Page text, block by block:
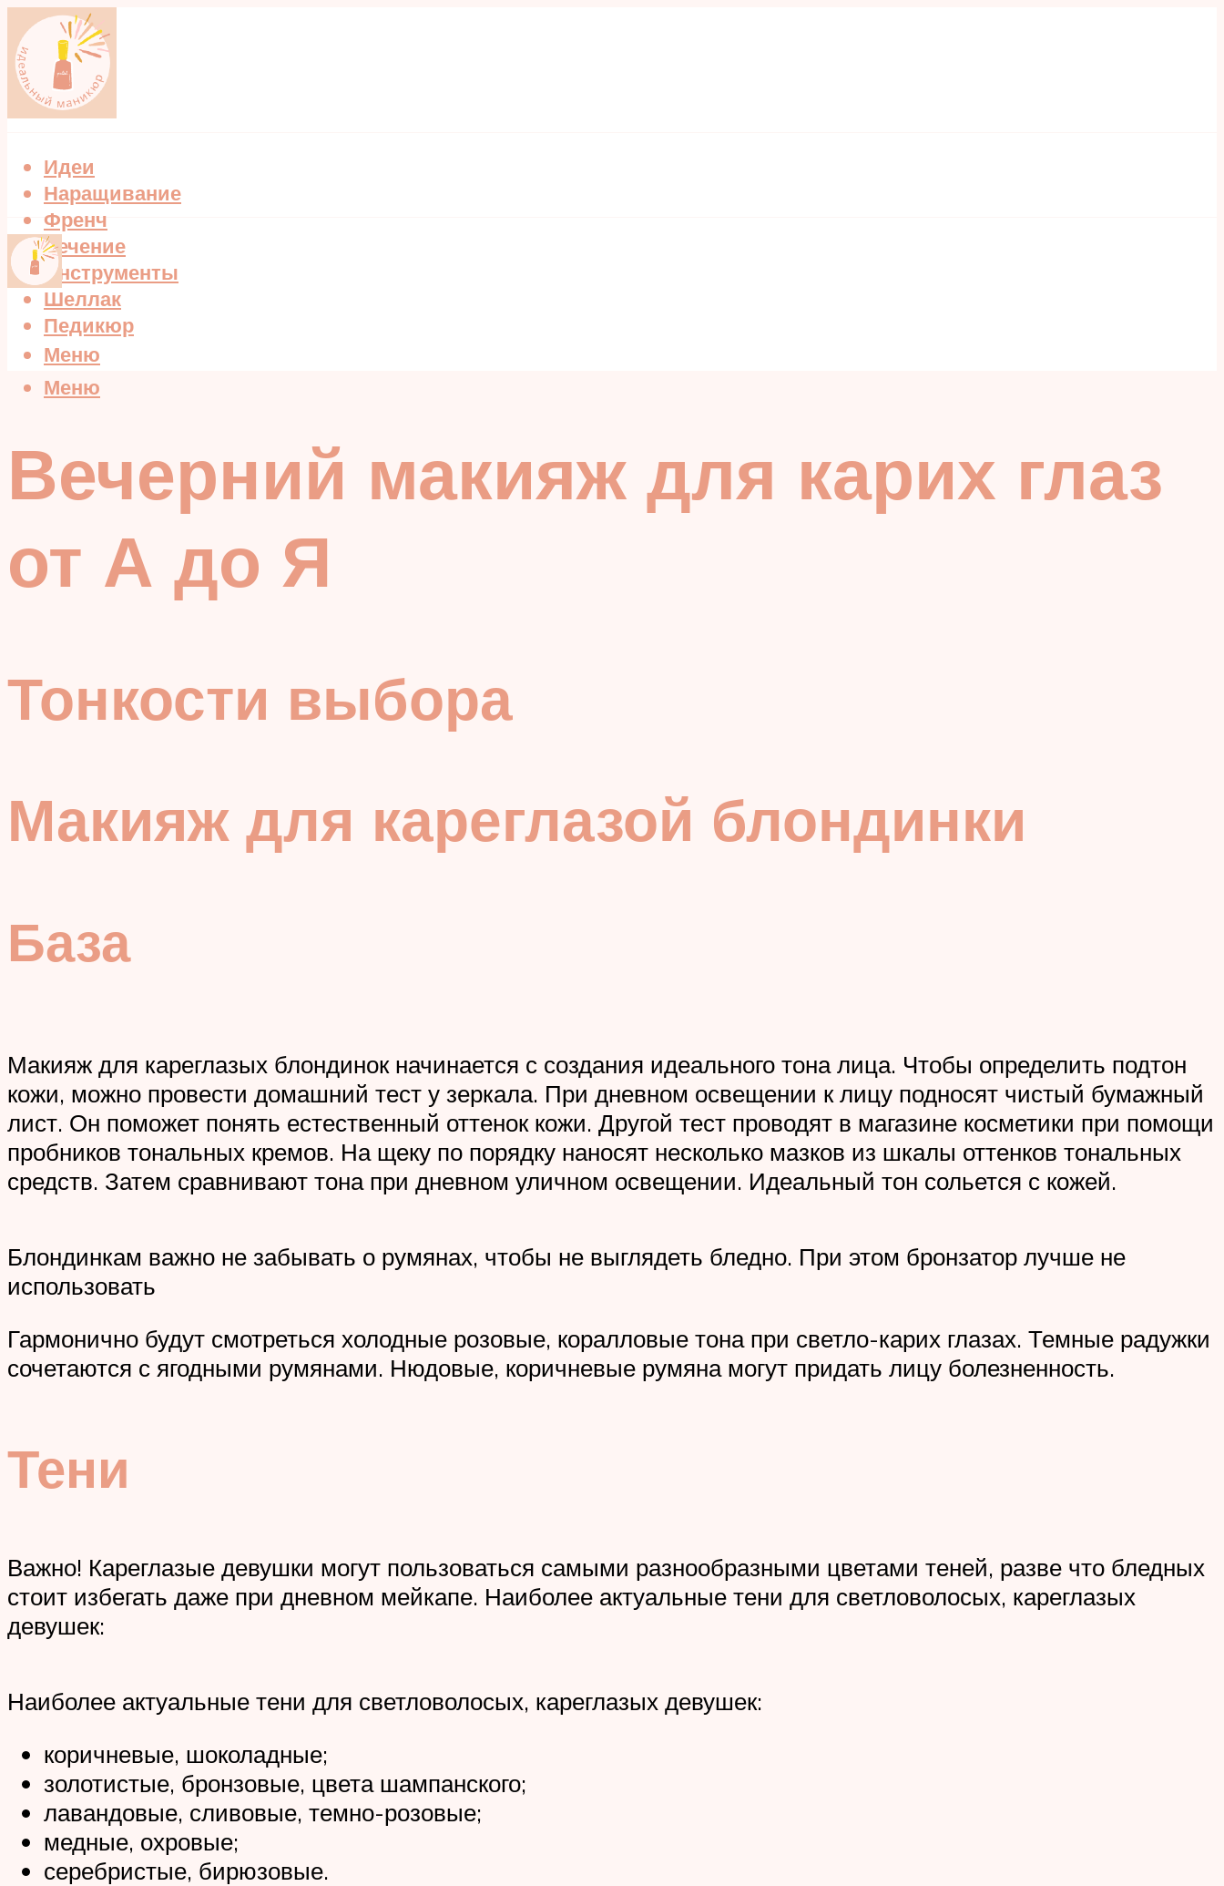
Идеи
Наращивание
Френч
Лечение
Инструменты
Шеллак
Педикюр
Меню
Меню
Вечерний макияж для карих глаз
от А до Я
Тонкости выбора
Макияж для кареглазой блондинки
База
Макияж для кареглазых блондинок начинается с создания идеального тона лица. Чтобы определить подтон
кожи, можно провести домашний тест у зеркала. При дневном освещении к лицу подносят чистый бумажный
лист. Он поможет понять естественный оттенок кожи. Другой тест проводят в магазине косметики при помощи
пробников тональных кремов. На щеку по порядку наносят несколько мазков из шкалы оттенков тональных
средств. Затем сравнивают тона при дневном уличном освещении. Идеальный тон сольется с кожей.
Блондинкам важно не забывать о румянах, чтобы не выглядеть бледно. При этом бронзатор лучше не
использовать
Гармонично будут смотреться холодные розовые, коралловые тона при светло-карих глазах. Темные радужки
сочетаются с ягодными румянами. Нюдовые, коричневые румяна могут придать лицу болезненность.
Тени
Важно! Кареглазые девушки могут пользоваться самыми разнообразными цветами теней, разве что бледных
стоит избегать даже при дневном мейкапе. Наиболее актуальные тени для светловолосых, кареглазых
девушек:
Наиболее актуальные тени для светловолосых, кареглазых девушек:
коричневые, шоколадные;
золотистые, бронзовые, цвета шампанского;
лавандовые, сливовые, темно-розовые;
медные, охровые;
серебристые, бирюзовые.